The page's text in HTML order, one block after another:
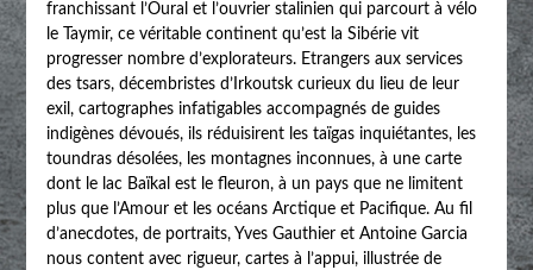
franchissant l’Oural et l’ouvrier stalinien qui parcourt à vélo
le Taymir, ce véritable continent qu’est la Sibérie vit
progresser nombre d’explorateurs. Etrangers aux services
des tsars, décembristes d’Irkoutsk curieux du lieu de leur
exil, cartographes infatigables accompagnés de guides
indigènes dévoués, ils réduisirent les taïgas inquiétantes, les
toundras désolées, les montagnes inconnues, à une carte
dont le lac Baïkal est le fleuron, à un pays que ne limitent
plus que l’Amour et les océans Arctique et Pacifique. Au fil
d’anecdotes, de portraits, Yves Gauthier et Antoine Garcia
nous content avec rigueur, cartes à l’appui, illustrée de